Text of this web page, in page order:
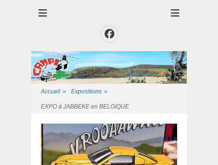
Club CAMPI
Facebook
Accueil » Expositions »
EXPO à JABBEKE en BELGIQUE